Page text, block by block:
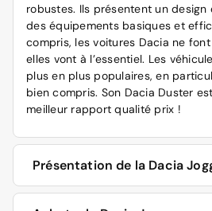
robustes. Ils présentent un design
des équipements basiques et
compris, les voitures Dacia ne
elles vont à l’essentiel. Les
plus en plus populaires, en
bien compris. Son Dacia Duster
meilleur rapport qualité prix !
Présentation de la Dacia